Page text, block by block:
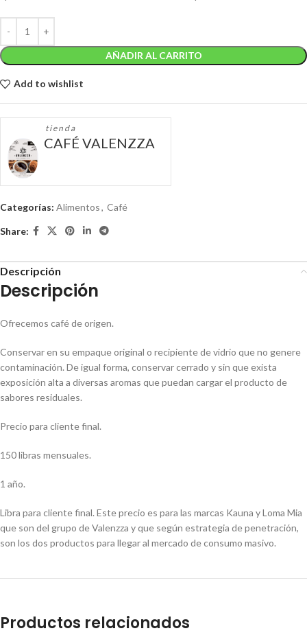
AÑADIR AL CARRITO
Add to wishlist
tienda
CAFÉ VALENZZA
Categorías: Alimentos, Café
Share:
Descripción
Descripción
Ofrecemos café de origen.
Conservar en su empaque original o recipiente de vidrio que no genere
contaminación. De igual forma, conservar cerrado y sin que exista
exposición alta a diversas aromas que puedan cargar el producto de
sabores residuales.
Precio para cliente final.
150 libras mensuales.
1 año.
Libra para cliente final. Este precio es para las marcas Kauna y Loma Mia
que son del grupo de Valenzza y que según estrategia de penetración,
son los dos productos para llegar al mercado de consumo masivo.
Productos relacionados